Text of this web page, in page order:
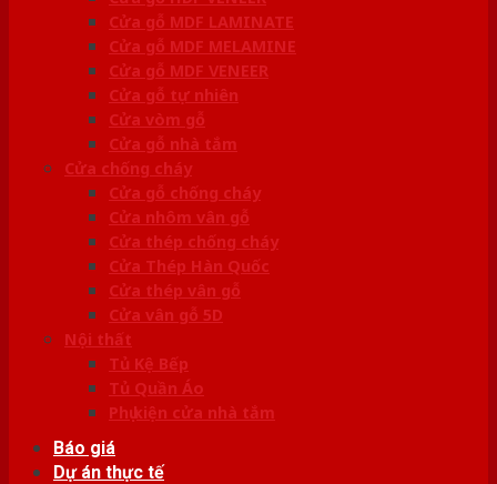
Cửa gỗ MDF LAMINATE
Cửa gỗ MDF MELAMINE
Cửa gỗ MDF VENEER
Cửa gỗ tự nhiên
Cửa vòm gỗ
Cửa gỗ nhà tắm
Cửa chống cháy
Cửa gỗ chống cháy
Cửa nhôm vân gỗ
Cửa thép chống cháy
Cửa Thép Hàn Quốc
Cửa thép vân gỗ
Cửa vân gỗ 5D
Nội thất
Tủ Kệ Bếp
Tủ Quần Áo
Phụ kiện cửa nhà tắm
Báo giá
Dự án thực tế